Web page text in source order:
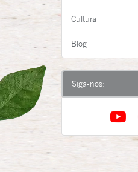
Cultura
Blog
Siga-nos: